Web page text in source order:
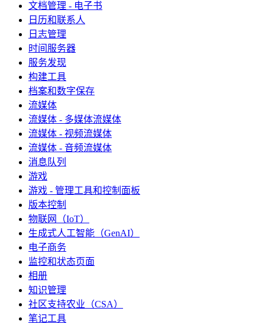
文档管理 - 电子书
日历和联系人
日志管理
时间服务器
服务发现
构建工具
档案和数字保存
流媒体
流媒体 - 多媒体流媒体
流媒体 - 视频流媒体
流媒体 - 音频流媒体
消息队列
游戏
游戏 - 管理工具和控制面板
版本控制
物联网（IoT）
生成式人工智能（GenAI）
电子商务
监控和状态页面
相册
知识管理
社区支持农业（CSA）
笔记工具